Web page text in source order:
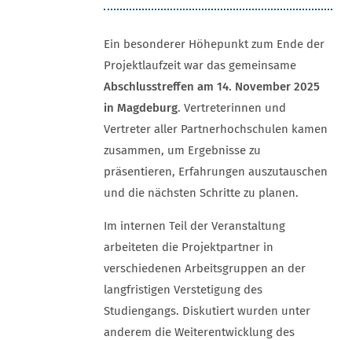
Ein besonderer Höhepunkt zum Ende der
Projektlaufzeit war das gemeinsame
Abschlusstreffen am 14. November 2025
in Magdeburg. Vertreterinnen und
Vertreter aller Partnerhochschulen kamen
zusammen, um Ergebnisse zu
präsentieren, Erfahrungen auszutauschen
und die nächsten Schritte zu planen.
Im internen Teil der Veranstaltung
arbeiteten die Projektpartner in
verschiedenen Arbeitsgruppen an der
langfristigen Verstetigung des
Studiengangs. Diskutiert wurden unter
anderem die Weiterentwicklung des